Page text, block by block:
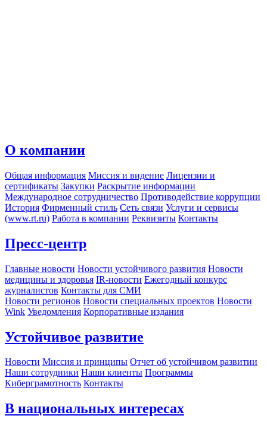
О компании
Общая информация Миссия и видение Лицензии и
сертификаты Закупки Раскрытие информации
Международное сотрудничество Противодействие коррупции
История Фирменный стиль Сеть связи Услуги и сервисы
(www.rt.ru) Работа в компании Реквизиты Контакты
Пресс-центр
Главные новости Новости устойчивого развития Новости
медицины и здоровья IR-новости Ежегодный конкурс
журналистов Контакты для СМИ
Новости регионов Новости специальных проектов Новости
Wink Уведомления Корпоративные издания
Устойчивое развитие
Новости Миссия и принципы Отчет об устойчивом развитии
Наши сотрудники Наши клиенты Программы
Киберграмотность Контакты
В национальных интересах